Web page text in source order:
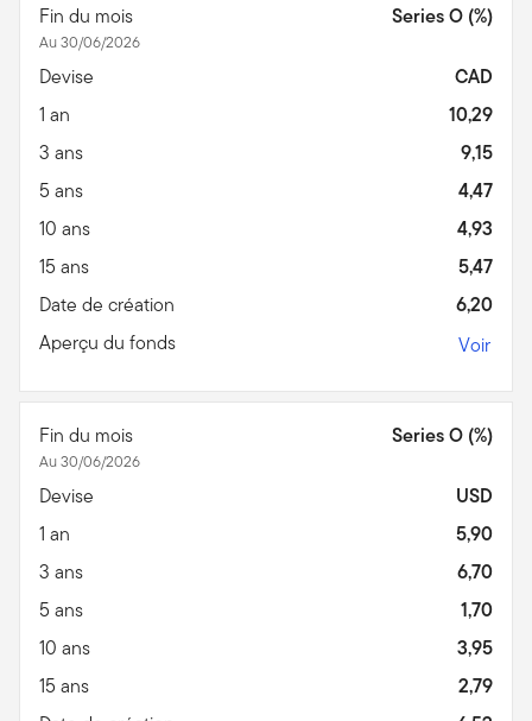
Fin du mois
Au 30/06/2026
Series O (%)
Devise
CAD
1 an
10,29
3 ans
9,15
5 ans
4,47
10 ans
4,93
15 ans
5,47
Date de création
6,20
Aperçu du fonds
Voir
Fin du mois
Au 30/06/2026
Series O (%)
Devise
USD
1 an
5,90
3 ans
6,70
5 ans
1,70
10 ans
3,95
15 ans
2,79